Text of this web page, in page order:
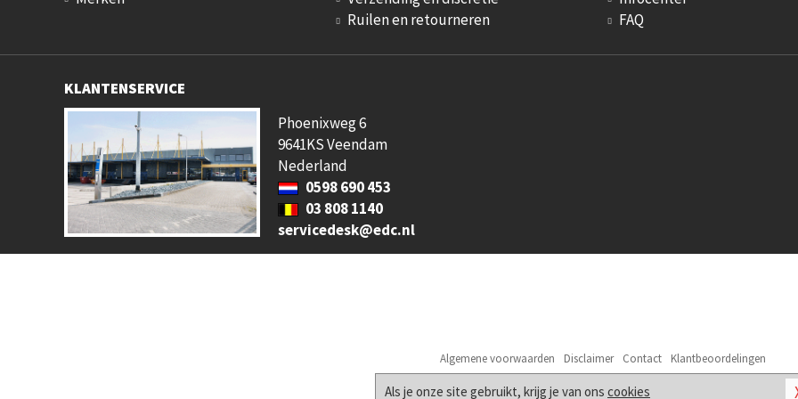
Ruilen en retourneren
FAQ
KLANTENSERVICE
Phoenixweg 6
9641KS Veendam
Nederland
0598 690 453
03 808 1140
servicedesk@edc.nl
Algemene voorwaarden Disclaimer Contact Klantbeoordelingen
© 2026 Sm Artikelen
Als je onze site gebruikt, krijg je van ons cookies